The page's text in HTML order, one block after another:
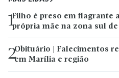
1Filho é preso em flagrante
própria mãe na zona sul
2Obituário | Falecimentos
em Marília e região